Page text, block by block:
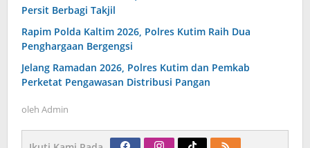
Persit Berbagi Takjil
Rapim Polda Kaltim 2026, Polres Kutim Raih Dua
Penghargaan Bergengsi
Jelang Ramadan 2026, Polres Kutim dan Pemkab
Perketat Pengawasan Distribusi Pangan
oleh Admin